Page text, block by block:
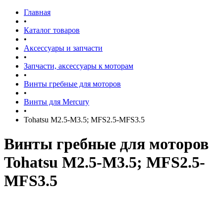
Главная
•
Каталог товаров
•
Аксессуары и запчасти
•
Запчасти, аксессуары к моторам
•
Винты гребные для моторов
•
Винты для Mercury
•
Tohatsu M2.5-M3.5; MFS2.5-MFS3.5
Винты гребные для моторов
Tohatsu M2.5-M3.5; MFS2.5-
MFS3.5